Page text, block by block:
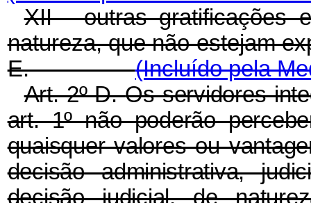
XII - outras gratificações
natureza, que não estejam
E.(Incluído pela
Art. 2º-D.Os servidores
art. 1º não poderão
quaisquer valores ou
decisão administrativa,
decisão judicial, de